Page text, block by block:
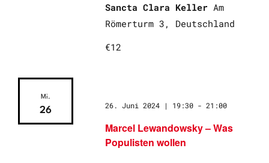
Sancta Clara Keller Am
Römerturm 3, Deutschland
€12
Mi.
26
Marcel Lewandowsky – Was
Populisten wollen
26. Juni 2024 | 19:30 - 21:00